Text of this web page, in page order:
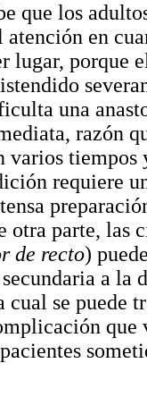
que los
atención en
lugar, porque
una
razón
varios tiempos
requiere
otra parte, las
de recto)
a la
cual se puede
que